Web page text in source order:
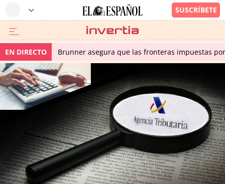
EN DIRECTO Brunner asegura que las fronteras impuestas